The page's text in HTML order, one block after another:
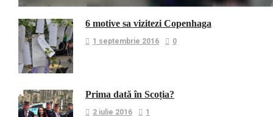
6 motive sa vizitezi Copenhaga
1 septembrie 2016 0
Prima dată în Scoția?
2 iulie 2016 1